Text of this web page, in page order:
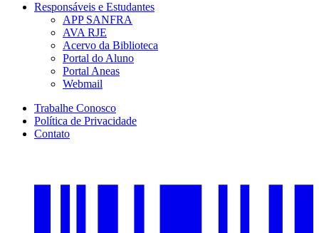
Responsáveis e Estudantes
APP SANFRA
AVA RJE
Acervo da Biblioteca
Portal do Aluno
Portal Aneas
Webmail
Trabalhe Conosco
Política de Privacidade
Contato